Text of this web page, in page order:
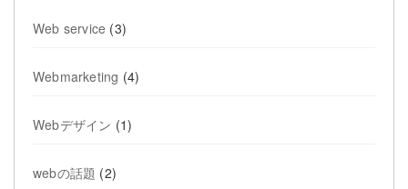
Web service (3)
Webmarketing (4)
Webデザイン (1)
webの話題 (2)